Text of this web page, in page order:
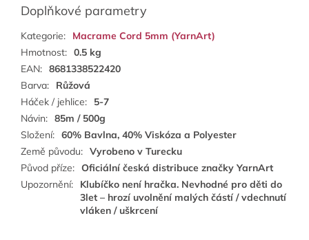
Doplňkové parametry
Kategorie:
Macrame Cord 5mm (YarnArt)
Hmotnost: 0.5 kg
EAN: 8681338522420
Barva:
Růžová
Háček / jehlice:
5-7
Návin: 85m / 500g
Složení: 60% Bavlna, 40% Viskóza a Polyester
Země původu: Vyrobeno v Turecku
Původ příze: Oficiální česká distribuce značky YarnArt
Upozornění:
Klubíčko není hračka. Nevhodné pro děti do
3let – hrozí uvolnění malých částí / vdechnutí
vláken / uškrcení